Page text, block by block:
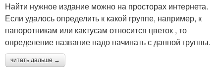
Найти нужное издание можно на просторах интернета.
Если удалось определить к какой группе, например, к
папоротникам или кактусам относится цветок , то
определение название надо начинать с данной группы.
читать дальше →